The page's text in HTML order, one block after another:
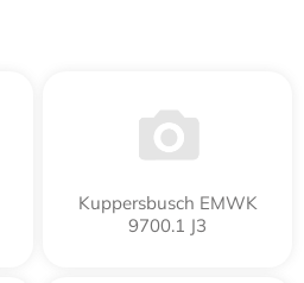
Kuppersbusch EMWK
9700.1 J3